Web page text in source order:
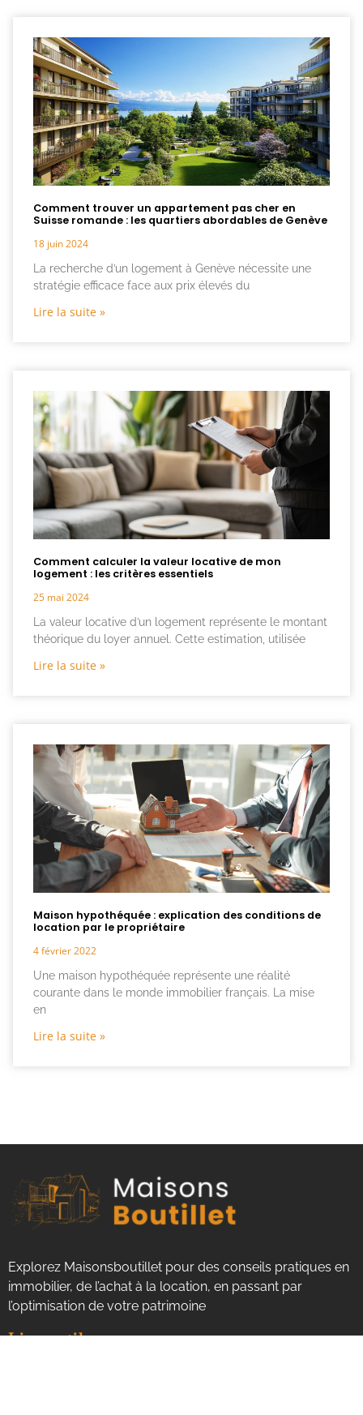
Comment trouver un appartement pas cher en
Suisse romande : les quartiers abordables de Genève
18 juin 2024
La recherche d’un logement à Genève nécessite une
stratégie efficace face aux prix élevés du
Lire la suite »
Comment calculer la valeur locative de mon
logement : les critères essentiels
25 mai 2024
La valeur locative d’un logement représente le montant
théorique du loyer annuel. Cette estimation, utilisée
Lire la suite »
Maison hypothéquée : explication des conditions de
location par le propriétaire
4 février 2022
Une maison hypothéquée représente une réalité
courante dans le monde immobilier français. La mise
en
Lire la suite »
Explorez Maisonsboutillet pour des conseils pratiques en
immobilier, de l’achat à la location, en passant par
l’optimisation de votre patrimoine
Liens utiles